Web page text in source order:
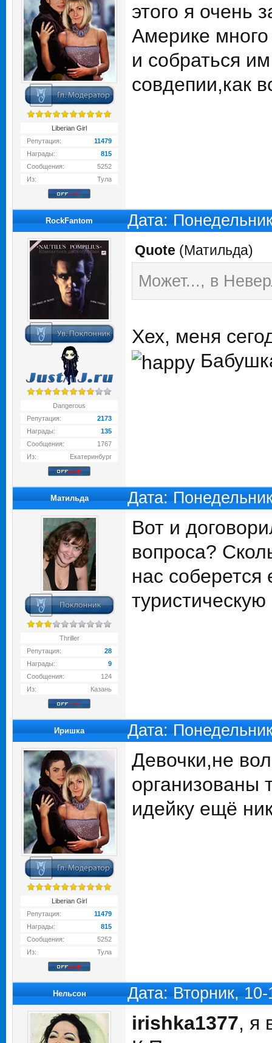
Liberian Girl
Репутация:
11479
Награды:
815
Сообщения:
5252
Из:
Тула
этого я очень
Америке
и собраться
совдепии,как
RockFantom Дата:
Dangerous
Репутация:
2173
Награды:
135
Сообщения:
1767
Из:
Екатеринбург
Quote (Матильда)
Может..., в
Хех, меня
Матильда Дата:
Thriller
Репутация:
28
Награды:
9
Сообщения:
124
Из:
Казань
Вот и
вопроса?
нас соберется
Иришка Дата:
Liberian Girl
Репутация:
11479
Награды:
815
Сообщения:
5252
Из:
Тула
Девочки,не
организованы
идейку ещё
Нельсон Дата: Вторник,
irishka1377, я